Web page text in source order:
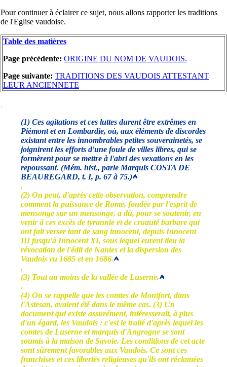
Pour continuer à éclairer ce sujet, nous allons rapporter les traditions
de l'Eglise vaudoise.
Table des matières
Page précédente: ORIGINE DU NOM DE VAUDOIS.
Page suivante: TRADITIONS DES VAUDOIS ATTESTANT
LEUR ANCIENNETE
.
(1) Ces agitations et ces luttes durent être extrêmes en
Piémont et en Lombardie, où, aux éléments de discordes
existant entre les innombrables petites souverainetés, se
joignirent les efforts d'une foule de villes libres, qui se
formèrent pour se mettre à l'abri des vexations en les
repoussant. (Mém. hist., parle Marquis COSTA DE
BEAUREGARD, t. I, p. 67 à 75.)
.
(2) On peut, d'après cette observation, comprendre
comment la puissance de Rome, fondée par l'esprit de
mensonge sur un mensonge, a dû, pour se soutenir, en
venir à ces excès de tyrannie et de cruauté barbare qui
ont fait verser tant de sang innocent, depuis Innocent
III jusqu'à Innocent XI, sous lequel eurent lieu la
révocation de l'édit de Nantes et la dispersion des
Vaudois vu 1685 et en 1686.
.
(3) Tout au moins de la vallée de Luserne.
.
(4) On se rappelle que les comtes de Montfort, dans
l'Astesan, avaient été dans le même cas. (3) Un
document qui existe assurément, intéresserait, à plus
d'un égard, les Vaudois : c'est le traité d'après lequel les
comtes de Luserne et marquis d'Angrogne se sont
soumis à la maison de Savoie. Les conditions de cet acte
sont sûrement favorables aux Vaudois. Ce sont ces
franchises et ces libertés religieuses qu'ils ont réclamées